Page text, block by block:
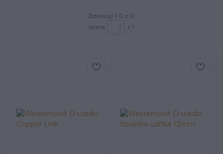
Zobrazuji 1-12 z 12
strana
z 1